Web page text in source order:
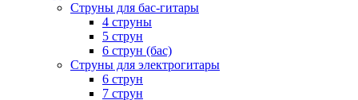
Струны для бас-гитары
4 струны
5 струн
6 струн (бас)
Струны для электрогитары
6 струн
7 струн